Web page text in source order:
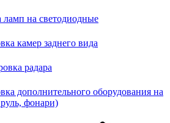
ламп на светодиодные
камер заднего вида
радара
дополнительного оборудования на
фонари)